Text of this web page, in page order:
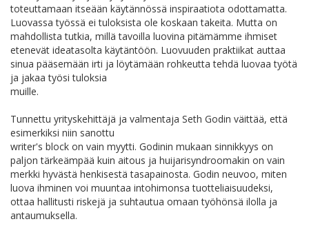
toteuttamaan itseään käytännössä inspiraatiota odottamatta.
Luovassa työssä ei tuloksista ole koskaan takeita. Mutta on
mahdollista tutkia, millä tavoilla luovina pitämämme ihmiset
etenevät ideatasolta käytäntöön. Luovuuden praktiikat auttaa
sinua pääsemään irti ja löytämään rohkeutta tehdä luovaa työtä
ja jakaa työsi tuloksia
muille.
Tunnettu yrityskehittäjä ja valmentaja Seth Godin väittää, että
esimerkiksi niin sanottu
writer's block on vain myytti. Godinin mukaan sinnikkyys on
paljon tärkeämpää kuin aitous ja huijarisyndroomakin on vain
merkki hyvästä henkisestä tasapainosta. Godin neuvoo, miten
luova ihminen voi muuntaa intohimonsa tuotteliaisuudeksi,
ottaa hallitusti riskejä ja suhtautua omaan työhönsä ilolla ja
antaumuksella.